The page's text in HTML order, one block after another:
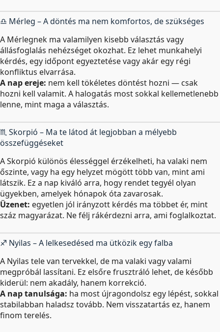
♎ Mérleg – A döntés ma nem komfortos, de szükséges
A Mérlegnek ma valamilyen kisebb választás vagy
állásfoglalás nehézséget okozhat. Ez lehet munkahelyi
kérdés, egy időpont egyeztetése vagy akár egy régi
konfliktus elvarrása.
A nap ereje: nem kell tökéletes döntést hozni — csak
hozni kell valamit. A halogatás most sokkal kellemetlenebb
lenne, mint maga a választás.
♏ Skorpió – Ma te látod át legjobban a mélyebb
összefüggéseket
A Skorpió különös élességgel érzékelheti, ha valaki nem
őszinte, vagy ha egy helyzet mögött több van, mint ami
látszik. Ez a nap kiváló arra, hogy rendet tegyél olyan
ügyekben, amelyek hónapok óta zavarosak.
Üzenet: egyetlen jól irányzott kérdés ma többet ér, mint
száz magyarázat. Ne félj rákérdezni arra, ami foglalkoztat.
♐ Nyilas – A lelkesedésed ma ütközik egy falba
A Nyilas tele van tervekkel, de ma valaki vagy valami
megpróbál lassítani. Ez elsőre frusztráló lehet, de később
kiderül: nem akadály, hanem korrekció.
A nap tanulsága: ha most újragondolsz egy lépést, sokkal
stabilabban haladsz tovább. Nem visszatartás ez, hanem
finom terelés.